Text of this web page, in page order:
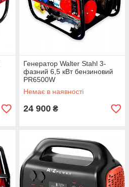
Генератор Walter Stahl 3-
фазний 6,5 кВт бензиновий
PR6500W
Немає в наявності
24 900 ₴